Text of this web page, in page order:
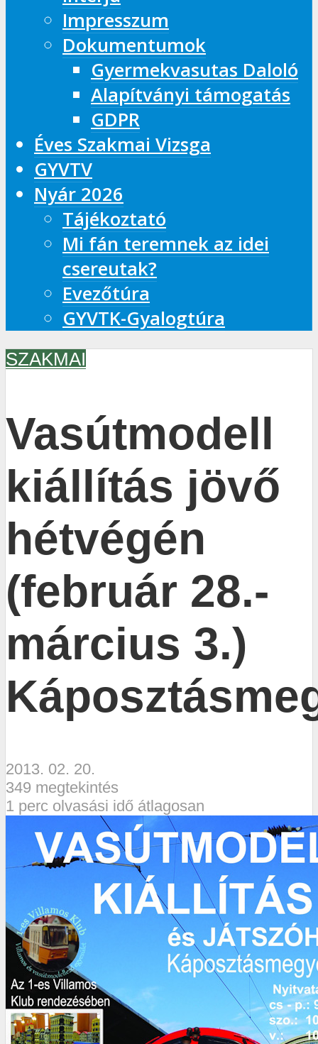
Impresszum
Dokumentumok
Gyermekvasutas Daloló
Alapítványi támogatás
GDPR
Éves Szakmai Vizsga
GYVTV
Nyár 2026
Tájékoztató
Mi fán teremnek az idei
csereutak?
Evezőtúra
GYVTK-Gyalogtúra
SZAKMAI
Vasútmodell
kiállítás jövő
hétvégén
(február 28.-
március 3.)
2013. 02. 20.
349 megtekintés
1 perc olvasási idő átlagosan